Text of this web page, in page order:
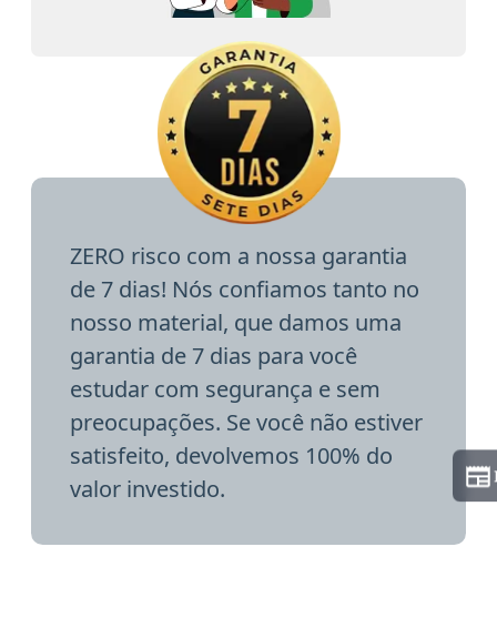
ZERO risco com a nossa garantia
de 7 dias! Nós confiamos tanto no
nosso material, que damos uma
garantia de 7 dias para você
estudar com segurança e sem
preocupações. Se você não estiver
satisfeito, devolvemos 100% do
valor investido.